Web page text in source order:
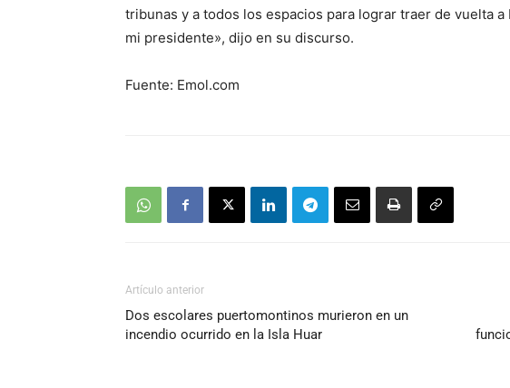
tribunas y a todos los espacios para lograr traer de vuelta
mi presidente», dijo en su discurso.
Fuente: Emol.com
Artículo anterior
Dos escolares puertomontinos murieron en un
incendio ocurrido en la Isla Huar